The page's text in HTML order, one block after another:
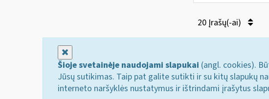
20 Įrašų(-ai)
Šioje svetainėje naudojami slapukai (angl. cookies).
Jūsų sutikimas. Taip pat galite sutikti ir su kitų slapukų
interneto naršyklės nustatymus ir ištrindami įrašytus